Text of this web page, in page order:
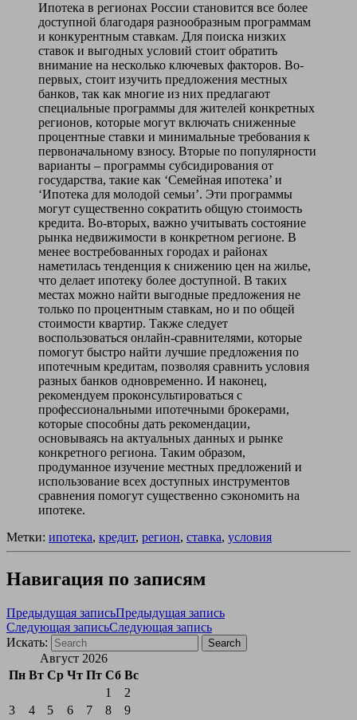
Ипотека в регионах России становится все более
доступной благодаря разнообразным программам
и конкурентным ставкам. Для поиска низких
ставок и выгодных условий стоит обратить
внимание на несколько ключевых факторов. Во-
первых, стоит изучить предложения местных
банков, так как многие из них предлагают
специальные программы для жителей конкретных
регионов, которые могут включать сниженные
процентные ставки и минимальные требования к
первоначальному взносу. Вторые по популярности
варианты – программы субсидирования от
государства, такие как ‘Семейная ипотека’ и
‘Ипотека для молодой семьи’. Эти программы
могут существенно сократить общую стоимость
кредита. Во-вторых, важно учитывать состояние
рынка недвижимости в конкретном регионе. В
менее востребованных городах и районах
наметилась тенденция к снижению цен на жилье,
что делает ипотеку более доступной. В таких
местах можно найти выгодные предложения не
только по процентным ставкам, но и по общей
стоимости квартир. Также следует
воспользоваться онлайн-сравнителями, которые
помогут быстро найти лучшие предложения по
ипотечным кредитам, позволяя сравнить условия
разных банков одновременно. И наконец,
рекомендуем проконсультироваться с
профессиональными ипотечными брокерами,
которые способны дать рекомендации,
основываясь на актуальных данных и рынке
конкретного региона. Таким образом,
продуманное изучение местных предложений и
использование всех доступных инструментов
сравнения помогут существенно сэкономить на
ипотеке.
Метки: ипотека, кредит, регион, ставка, условия
Навигация по записям
Предыдущая записьПредыдущая запись
Следующая записьСледующая запись
Искать:
Search
Август 2026
Пн Вт Ср Чт Пт Сб Вс
1
2
3
4 5 6 7 8
9